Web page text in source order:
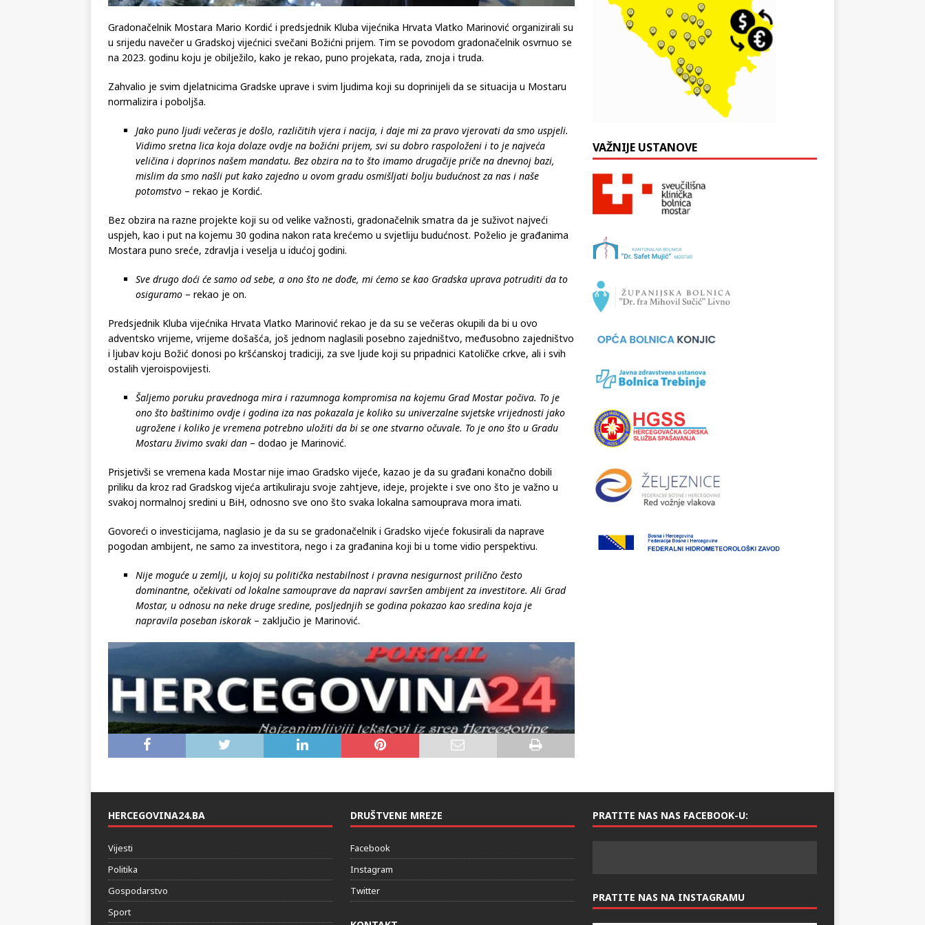
Gradonačelnik Mostara Mario Kordić i predsjednik Kluba vijećnika Hrvata Vlatko Marinović organizirali su
u srijedu navečer u Gradskoj vijećnici svečani Božićni prijem. Tim se povodom gradonačelnik osvrnuo se
na 2023. godinu koju je obilježilo, kako je rekao, puno projekata, rada, znoja i truda.
Zahvalio je svim djelatnicima Gradske uprave i svim ljudima koji su doprinijeli da se situacija u Mostaru
normalizira i poboljša.
Jako puno ljudi večeras je došlo, različitih vjera i nacija, i daje mi za pravo vjerovati da smo uspjeli.
Vidimo sretna lica koja dolaze ovdje na božićni prijem, svi su dobro raspoloženi i to je najveća
veličina i doprinos našem mandatu. Bez obzira na to što imamo drugačije priče na dnevnoj bazi,
mislim da smo našli put kako zajedno u ovom gradu osmišljati bolju budućnost za nas i naše
potomstvo– rekao je Kordić.
Bez obzira na razne projekte koji su od velike važnosti, gradonačelnik smatra da je suživot najveći
uspjeh, kao i put na kojemu 30 godina nakon rata krećemo u svjetliju budućnost. Poželio je građanima
Mostara puno sreće, zdravlja i veselja u idućoj godini.
Sve drugo doći će samo od sebe, a ono što ne dođe, mi ćemo se kao Gradska uprava potruditi da to
osiguramo– rekao je on.
Predsjednik Kluba vijećnika Hrvata Vlatko Marinović rekao je da su se večeras okupili da bi u ovo
adventsko vrijeme, vrijeme došašća, još jednom naglasili posebno zajedništvo, međusobno zajedništvo
i ljubav koju Božić donosi po kršćanskoj tradiciji, za sve ljude koji su pripadnici Katoličke crkve, ali i svih
ostalih vjeroispovijesti.
Šaljemo poruku pravednoga mira i razumnoga kompromisa na kojemu Grad Mostar počiva. To je
ono što baštinimo ovdje i godina iza nas pokazala je koliko su univerzalne svjetske vrijednosti jako
ugrožene i koliko je vremena potrebno uložiti da bi se one stvarno očuvale. To je ono što u Gradu
Mostaru živimo svaki dan– dodao je Marinović.
Prisjetivši se vremena kada Mostar nije imao Gradsko vijeće, kazao je da su građani konačno dobili
priliku da kroz rad Gradskog vijeća artikuliraju svoje zahtjeve, ideje, projekte i sve ono što je važno u
svakoj normalnoj sredini u BiH, odnosno sve ono što svaka lokalna samouprava mora imati.
Govoreći o investicijama, naglasio je da su se gradonačelnik i Gradsko vijeće fokusirali da naprave
pogodan ambijent, ne samo za investitora, nego i za građanina koji bi u tome vidio perspektivu.
Nije moguće u zemlji, u kojoj su politička nestabilnost i pravna nesigurnost prilično često
dominantne, očekivati od lokalne samouprave da napravi savršen ambijent za investitore. Ali Grad
Mostar, u odnosu na neke druge sredine, posljednjih se godina pokazao kao sredina koja je
napravila poseban iskorak– zaključio je Marinović.
VAŽNIJE USTANOVE
Vijesti
Politika
Gospodarstvo
Facebook
Instagram
PRATITE NAS NA INSTAGRAMU